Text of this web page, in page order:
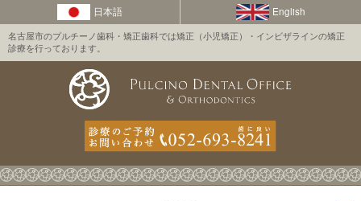
名古屋市のプルチーノ歯科・矯正歯科では矯正（小児矯正）・インビザラインの矯正
診療を行っております。